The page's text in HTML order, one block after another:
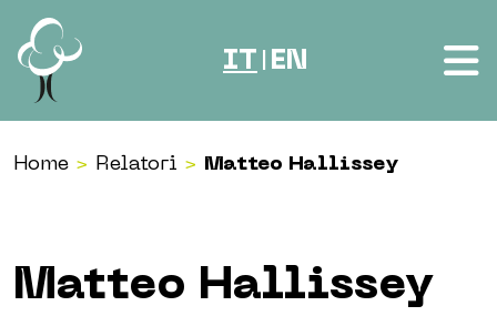
Vai al contenuto
IT EN
Home > Relatori > Matteo Hallissey
Matteo Hallissey